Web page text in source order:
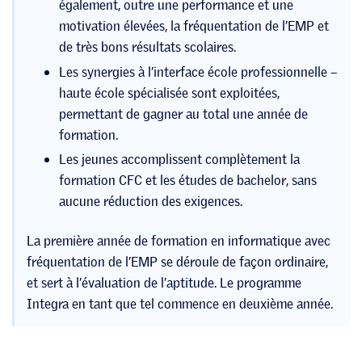
également, outre une performance et une
motivation élevées, la fréquentation de l’EMP et
de très bons résultats scolaires.
Les synergies à l’interface école professionnelle –
haute école spécialisée sont exploitées,
permettant de gagner au total une année de
formation.
Les jeunes accomplissent complètement la
formation CFC et les études de bachelor, sans
aucune réduction des exigences.
La première année de formation en informatique avec
fréquentation de l’EMP se déroule de façon ordinaire,
et sert à l’évaluation de l’aptitude. Le programme
Integra en tant que tel commence en deuxième année.